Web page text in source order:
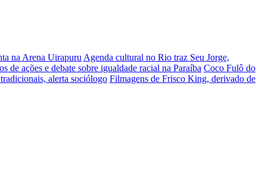
na Arena Uirapuru Agenda cultural no Rio traz Seu Jorge,
de ações e debate sobre igualdade racial na Paraíba Coco Fulô do
alerta sociólogo Filmagens de Frisco King, derivado de